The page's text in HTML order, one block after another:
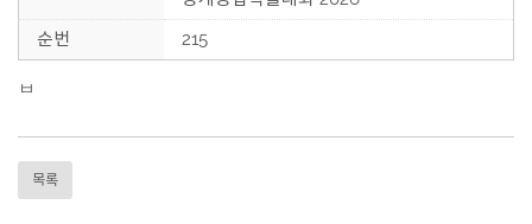
순번
215
ㅂ
목록